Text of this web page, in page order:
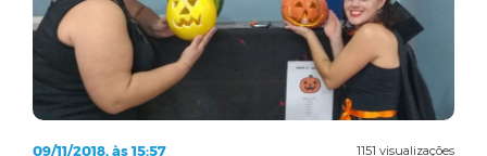
1151 visualizações
09/11/2018, às 15:57